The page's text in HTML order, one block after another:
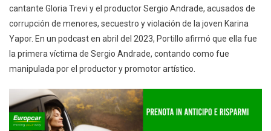
cantante Gloria Trevi y el productor Sergio Andrade, acusados de
corrupción de menores, secuestro y violación de la joven Karina
Yapor. En un podcast en abril del 2023, Portillo afirmó que ella fue
la primera víctima de Sergio Andrade, contando como fue
manipulada por el productor y promotor artístico.